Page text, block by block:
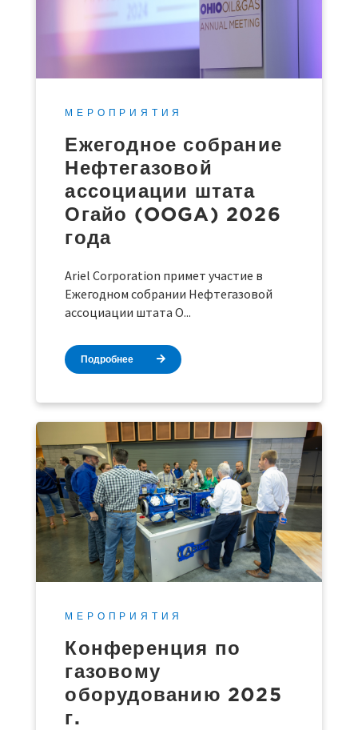
МЕРОПРИЯТИЯ
Ежегодное собрание
Нефтегазовой
ассоциации штата
Огайо (OOGA) 2026
года
Ariel Corporation примет участие в
Ежегодном собрании Нефтегазовой
ассоциации штата О...
Подробнее
МЕРОПРИЯТИЯ
Конференция по
газовому
оборудованию 2025
г.